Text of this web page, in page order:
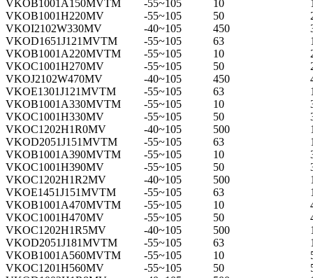
VKOB1001A150MVTM
-55~105 10
VKOB1001H220MV
-55~105 50
VKOI2102W330MV
-40~105 450
VKOD1651J121MVTM
-55~105 63
VKOB1001A220MVTM
-55~105 10
VKOC1001H270MV
-55~105 50
VKOJ2102W470MV
-40~105 450
VKOE1301J121MVTM
-55~105 63
VKOB1001A330MVTM
-55~105 10
VKOC1001H330MV
-55~105 50
VKOC1202H1R0MV
-40~105 500
VKOD2051J151MVTM
-55~105 63
VKOB1001A390MVTM
-55~105 10
VKOC1001H390MV
-55~105 50
VKOC1202H1R2MV
-40~105 500
VKOE1451J151MVTM
-55~105 63
VKOB1001A470MVTM
-55~105 10
VKOC1001H470MV
-55~105 50
VKOC1202H1R5MV
-40~105 500
VKOD2051J181MVTM
-55~105 63
VKOB1001A560MVTM
-55~105 10
VKOC1201H560MV
-55~105 50